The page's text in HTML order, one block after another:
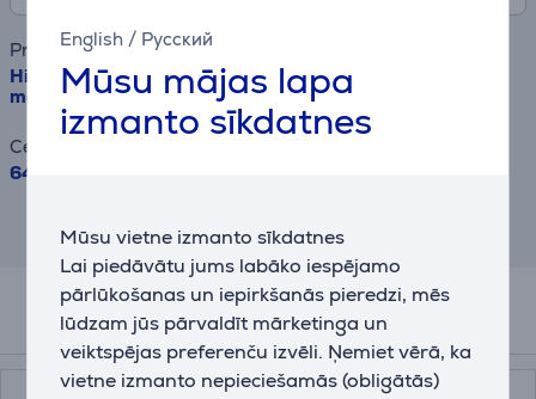
English / Русский
Mūsu mājas lapa
izmanto sīkdatnes
Mūsu vietne izmanto sīkdatnes
Lai piedāvātu jums labāko iespējamo
pārlūkošanas un iepirkšanās pieredzi, mēs
lūdzam jūs pārvaldīt mārketinga un
veiktspējas preferenču izvēli. Ņemiet vērā, ka
vietne izmanto nepieciešamās (obligātās)
Preces nosaukums
Hisense, 16 komplekti - Iebūvējama trauku mazgājamā
mašīna
Cena
649.99 €
balstoties uz aptuvenu aprēķinu.
Papildus aksesuāri